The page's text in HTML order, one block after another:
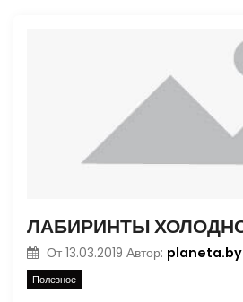
От 13.03.2019 Автор: planeta.by
Полезное